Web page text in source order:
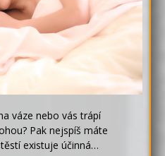
váze nebo vás trápí
Pak nejspíš máte
existuje účinná…